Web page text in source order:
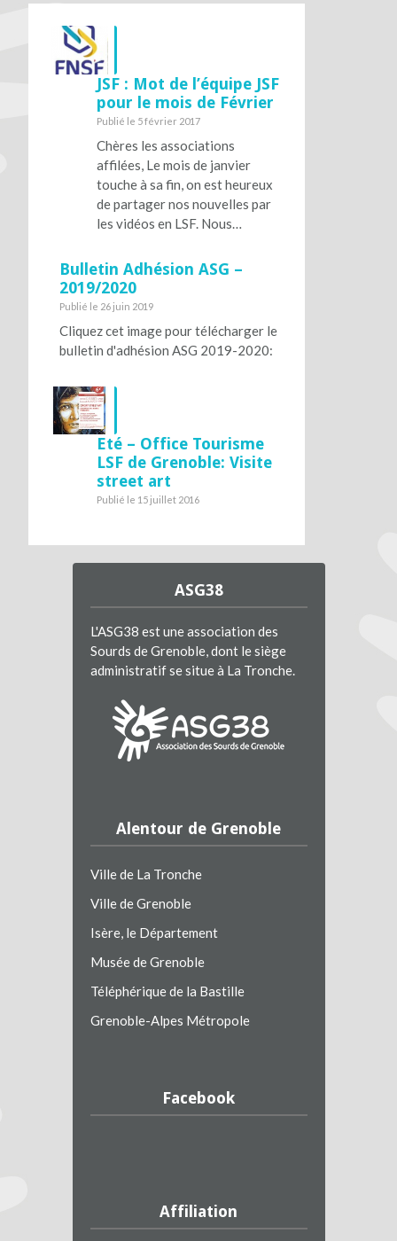
JSF : Mot de l’équipe JSF
pour le mois de Février
Publié le 5 février 2017
Chères les associations
affilées, Le mois de janvier
touche à sa fin, on est heureux
de partager nos nouvelles par
les vidéos en LSF. Nous…
Bulletin Adhésion ASG –
2019/2020
Publié le 26 juin 2019
Cliquez cet image pour télécharger le
bulletin d'adhésion ASG 2019-2020:
Eté – Office Tourisme
LSF de Grenoble: Visite
street art
Publié le 15 juillet 2016
ASG38
L'ASG38 est une association des
Sourds de Grenoble, dont le siège
administratif se situe à La Tronche.
Alentour de Grenoble
Ville de La Tronche
Ville de Grenoble
Isère, le Département
Musée de Grenoble
Téléphérique de la Bastille
Grenoble-Alpes Métropole
Facebook
Affiliation